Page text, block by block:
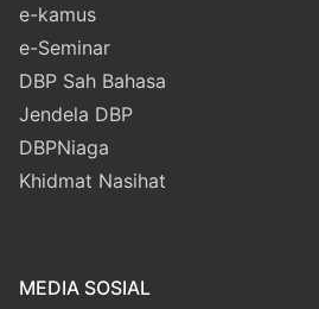
e-kamus
e-Seminar
DBP Sah Bahasa
Jendela DBP
DBPNiaga
Khidmat Nasihat
MEDIA SOSIAL